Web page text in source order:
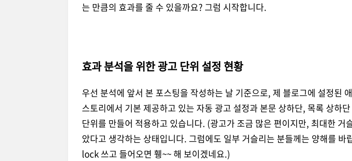
는 만큼의 효과를 줄 수 있을까요? 그럼 시작합니다.
효과 분석을 위한 광고 단위 설정 현황
우선 분석에 앞서 본 포스팅을 작성하는 날 기준으로, 제 블로그에 설정된
스토리에서 기본 제공하고 있는 자동 광고 설정과 본문 상하단, 목록 상하
단위를 만들어 적용하고 있습니다. (광고가 조금 많은 편이지만, 최대한 거
았다고 생각하는 상태입니다. 그럼에도 일부 거슬리는 분들께는 양해를
lock 쓰고 들어오면 휑~~ 해 보이겠네요.)